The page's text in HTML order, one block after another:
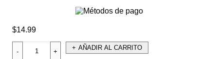
$14.99
AÑADIR AL CARRITO